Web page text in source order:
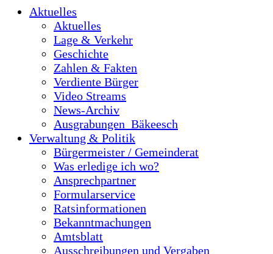
Aktuelles
Aktuelles
Lage & Verkehr
Geschichte
Zahlen & Fakten
Verdiente Bürger
Video Streams
News-Archiv
Ausgrabungen_Bäkeesch
Verwaltung & Politik
Bürgermeister / Gemeinderat
Was erledige ich wo?
Ansprechpartner
Formularservice
Ratsinformationen
Bekanntmachungen
Amtsblatt
Ausschreibungen und Vergaben